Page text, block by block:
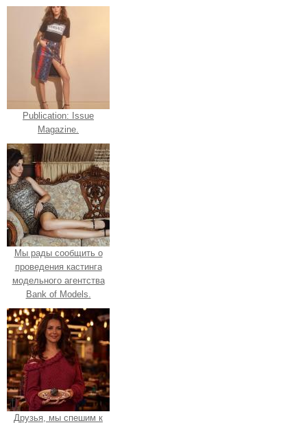
Publication: Issue
Magazine.
Мы рады сообщить о
проведения кастинга
модельного агентства
Bank of Models.
Друзья, мы спешим к